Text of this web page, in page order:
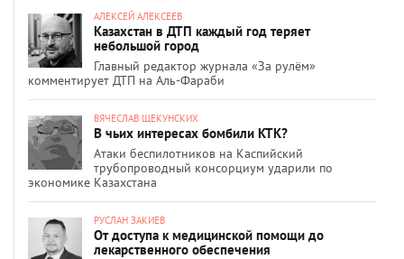
АЛЕКСЕЙ АЛЕКСЕЕВ
Казахстан в ДТП каждый год теряет
небольшой город
Главный редактор журнала «За рулём»
комментирует ДТП на Аль-Фараби
ВЯЧЕСЛАВ ЩЕКУНСКИХ
В чьих интересах бомбили КТК?
Атаки беспилотников на Каспийский
трубопроводный консорциум ударили по
экономике Казахстана
РУСЛАН ЗАКИЕВ
От доступа к медицинской помощи до
лекарственного обеспечения